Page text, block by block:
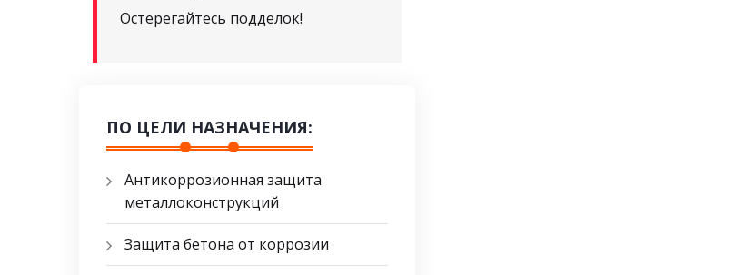
Остерегайтесь подделок!
ПО ЦЕЛИ НАЗНАЧЕНИЯ:
Антикоррозионная защита
металлоконструкций
Защита бетона от коррозии